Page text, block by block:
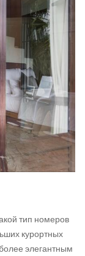
тип номеров
курортных
элегантным